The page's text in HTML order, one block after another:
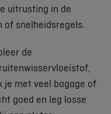
uitrusting in de
of snelheidsregels.
de
je met veel bagage of
goed en leg losse